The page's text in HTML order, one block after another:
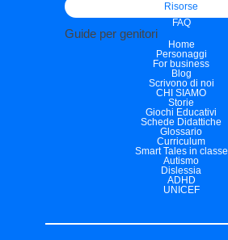
Risorse
FAQ
Guide per genitori
Home
Personaggi
For business
Blog
Scrivono di noi
CHI SIAMO
Storie
Giochi Educativi
Schede Didattiche
Glossario
Curriculum
Smart Tales in classe
Autismo
Dislessia
ADHD
UNICEF